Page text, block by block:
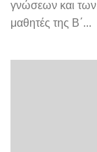
γνώσεων και των
μαθητές της Β΄...